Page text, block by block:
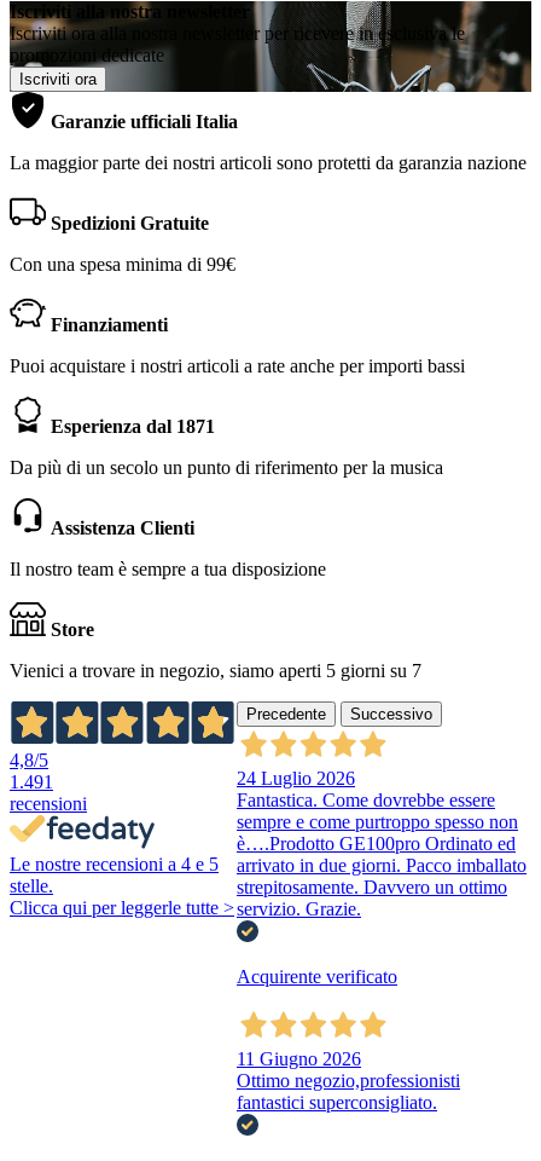
Iscriviti alla nostra newsletter
Iscriviti ora alla nostra newsletter per ricevere in esclusiva le
promozioni dedicate
Iscriviti ora
Garanzie ufficiali Italia
La maggior parte dei nostri articoli sono protetti da garanzia nazione
Spedizioni Gratuite
Con una spesa minima di 99€
Finanziamenti
Puoi acquistare i nostri articoli a rate anche per importi bassi
Esperienza dal 1871
Da più di un secolo un punto di riferimento per la musica
Assistenza Clienti
Il nostro team è sempre a tua disposizione
Store
Vienici a trovare in negozio, siamo aperti 5 giorni su 7
4,8/5
1.491
recensioni
Le nostre recensioni a 4 e 5
stelle.
Clicca qui per leggerle tutte >
Precedente Successivo
24 Luglio 2026
Fantastica. Come dovrebbe essere
sempre e come purtroppo spesso non
è….Prodotto GE100pro Ordinato ed
arrivato in due giorni. Pacco imballato
strepitosamente. Davvero un ottimo
servizio. Grazie.
Acquirente verificato
11 Giugno 2026
Ottimo negozio,professionisti
fantastici superconsigliato.